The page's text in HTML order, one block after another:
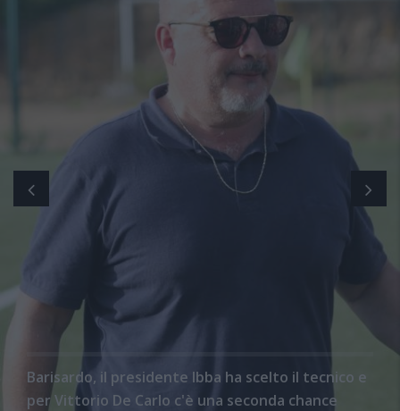
Barisardo, il presidente Ibba ha scelto il tecnico e
per Vittorio De Carlo c'è una seconda chance